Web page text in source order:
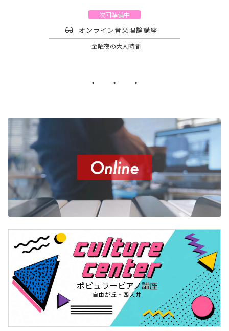
次回準備中
オンライン音楽理論講座
金曜夜の大人時間
・ ・ ・
ポピュラーピアノ講座
自由が丘・西大井